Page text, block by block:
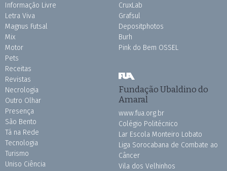
Informação Livre
Letra Viva
Magnus Futsal
Mix
Motor
Pets
Receitas
Revistas
Necrologia
Outro Olhar
Presença
São Bento
Tá na Rede
Tecnologia
Turismo
Uniso Ciência
CruxLab
Grafsul
Depositphotos
Burh
Pink do Bem OSSEL
Fundação Ubaldino do
Amaral
www.fua.org.br
Colégio Politécnico
Lar Escola Monteiro Lobato
Liga Sorocabana de Combate ao
Câncer
Vila dos Velhinhos